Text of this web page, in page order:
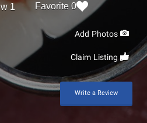
1 Review 0 Favorite
Write a Review